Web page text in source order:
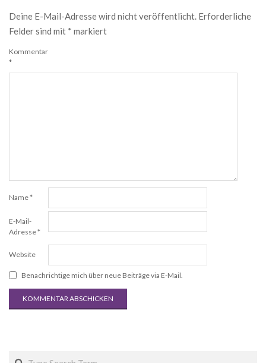
Deine E-Mail-Adresse wird nicht veröffentlicht. Erforderliche
Felder sind mit * markiert
Kommentar
*
Name*
E-Mail-
Adresse*
Website
Benachrichtige mich über neue Beiträge via E-Mail.
Search